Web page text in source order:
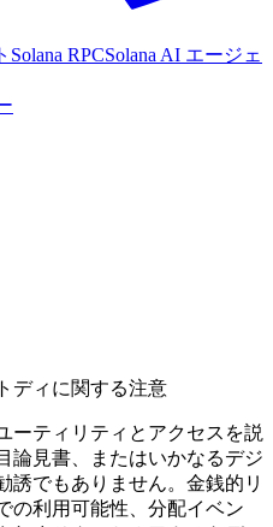
Solana RPCSolana AI エージェ
ディに関する注意
ーティリティとアクセスを説
論見書、またはいかなるデジ
誘でもありません。金銭的リ
の利用可能性、分配イベン